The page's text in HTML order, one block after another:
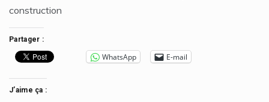
construction
Partager :
WhatsApp E-mail
J’aime ça :